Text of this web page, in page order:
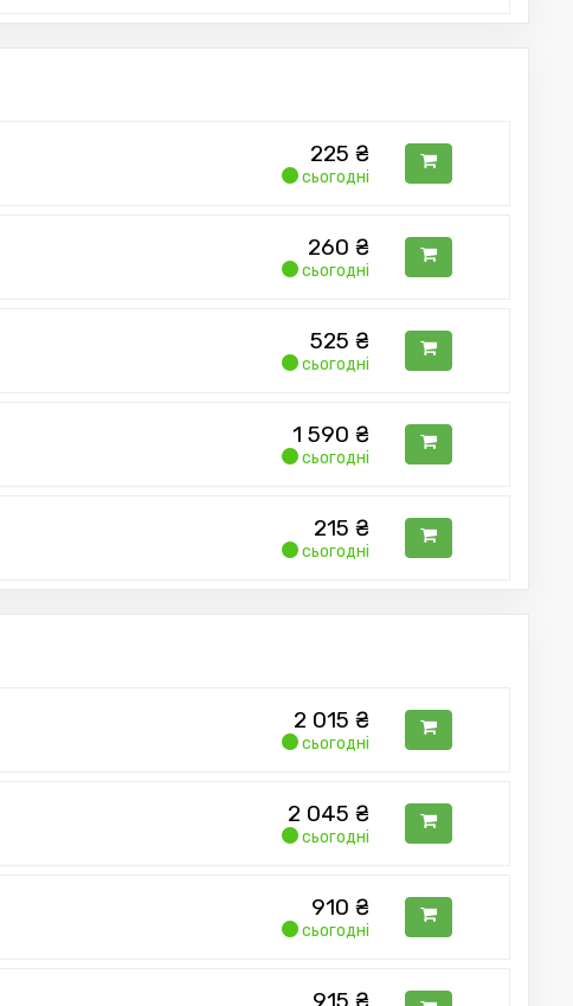
225 ₴
сьогодні
260 ₴
сьогодні
525 ₴
сьогодні
1 590 ₴
сьогодні
215 ₴
сьогодні
2 015 ₴
сьогодні
2 045 ₴
сьогодні
910 ₴
сьогодні